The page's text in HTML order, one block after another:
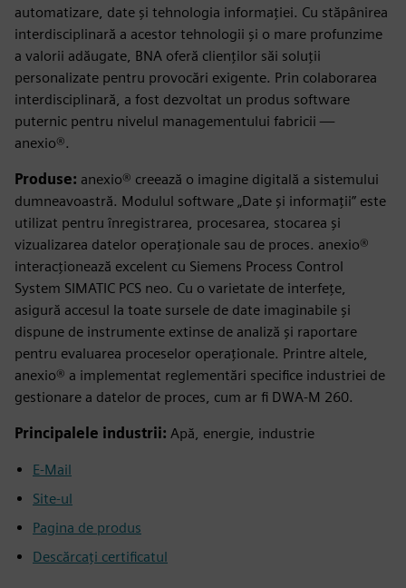
automatizare, date și tehnologia informației. Cu stăpânirea
interdisciplinară a acestor tehnologii și o mare profunzime
a valorii adăugate, BNA oferă clienților săi soluții
personalizate pentru provocări exigente. Prin colaborarea
interdisciplinară, a fost dezvoltat un produs software
puternic pentru nivelul managementului fabricii —
anexio®.
Produse: anexio® creează o imagine digitală a sistemului
dumneavoastră. Modulul software „Date și informații” este
utilizat pentru înregistrarea, procesarea, stocarea și
vizualizarea datelor operaționale sau de proces. anexio®
interacționează excelent cu Siemens Process Control
System SIMATIC PCS neo. Cu o varietate de interfețe,
asigură accesul la toate sursele de date imaginabile și
dispune de instrumente extinse de analiză și raportare
pentru evaluarea proceselor operaționale. Printre altele,
anexio® a implementat reglementări specifice industriei de
gestionare a datelor de proces, cum ar fi DWA-M 260.
Principalele industrii: Apă, energie, industrie
E-Mail
Site-ul
Pagina de produs
Descărcați certificatul